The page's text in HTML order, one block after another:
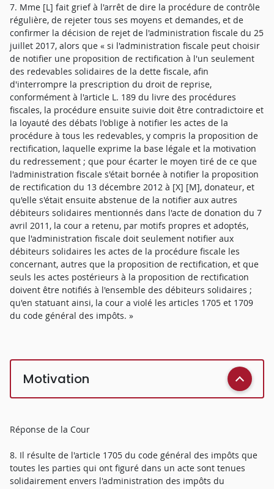
7. Mme [L] fait grief à l'arrêt de dire la procédure de contrôle
régulière, de rejeter tous ses moyens et demandes, et de
confirmer la décision de rejet de l'administration fiscale du 25
juillet 2017, alors que « si l'administration fiscale peut choisir
de notifier une proposition de rectification à l'un seulement
des redevables solidaires de la dette fiscale, afin
d'interrompre la prescription du droit de reprise,
conformément à l'article L. 189 du livre des procédures
fiscales, la procédure ensuite suivie doit être contradictoire et
la loyauté des débats l'oblige à notifier les actes de la
procédure à tous les redevables, y compris la proposition de
rectification, laquelle exprime la base légale et la motivation
du redressement ; que pour écarter le moyen tiré de ce que
l'administration fiscale s'était bornée à notifier la proposition
de rectification du 13 décembre 2012 à [X] [M], donateur, et
qu'elle s'était ensuite abstenue de la notifier aux autres
débiteurs solidaires mentionnés dans l'acte de donation du 7
avril 2011, la cour a retenu, par motifs propres et adoptés,
que l'administration fiscale doit seulement notifier aux
débiteurs solidaires les actes de la procédure fiscale les
concernant, autres que la proposition de rectification, et que
seuls les actes postérieurs à la proposition de rectification
doivent être notifiés à l'ensemble des débiteurs solidaires ;
qu'en statuant ainsi, la cour a violé les articles 1705 et 1709
du code général des impôts. »
Motivation
Réponse de la Cour
8. Il résulte de l'article 1705 du code général des impôts que
toutes les parties qui ont figuré dans un acte sont tenues
solidairement envers l'administration des impôts du